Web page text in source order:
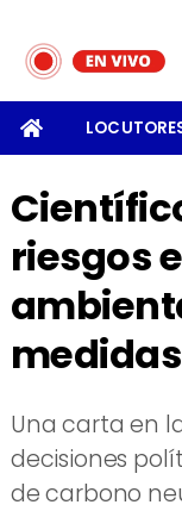
riesgos
Una carta en
decisiones
de carbono